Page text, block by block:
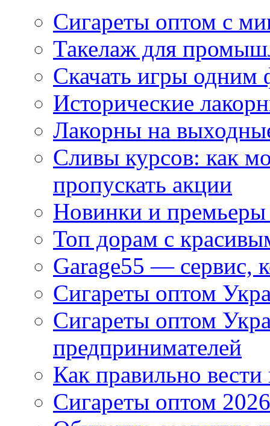
Сигареты оптом с
Такелаж для
Скачать игры одним
Исторические
Лакорны на
Сливы курсов: как
пропускать акции
Новинки и
Топ дорам с
Garage55 — сервис,
Сигареты оптом
Сигареты оптом
предпринимателей
Как правильно
Сигареты оптом